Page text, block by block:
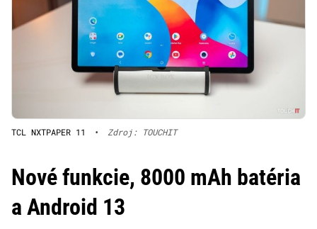
TCL NXTPAPER 11 • Zdroj: TOUCHIT
Nové funkcie, 8000 mAh batéria
a Android 13